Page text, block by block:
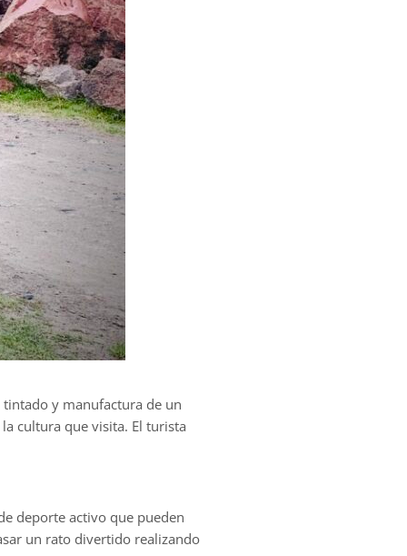
tintado y manufactura de un
cultura que visita. El turista
deporte activo que pueden
un rato divertido realizando